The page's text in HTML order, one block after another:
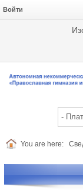
Войти
You are here: